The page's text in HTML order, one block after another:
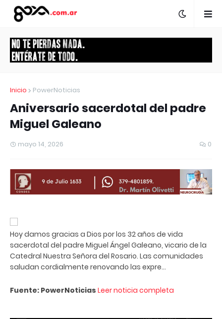
Inicio PowerNoticias
Aniversario sacerdotal del padre
Miguel Galeano
mayo 14, 2026 0
Hoy damos gracias a Dios por los 32 años de vida
sacerdotal del padre Miguel Ángel Galeano, vicario de la
Catedral Nuestra Señora del Rosario. Las comunidades
saludan cordialmente renovando las expre...
Fuente: PowerNoticias Leer noticia completa